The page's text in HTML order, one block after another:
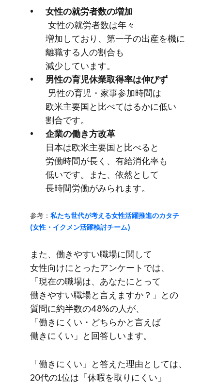
女性の​就労者数の​増加
​ 女性の​就労者数は​年々​
増加しており、​第一子の​出産を​機に​
離職する​人の​割合も​
減少しています。
男性の​育児休業取得率は​伸びず
​ 男性の​育児・家事参加時間は​
欧米主要国と​比べてはるかに​低い​
割合です。
企業の​働き方​改革
日本は​欧米主要国と​比べると​
労働時間が​長く、​有給消化率も​
低いです。​また、​依然と​して​
長時間労働が​みられます。
参考： ​私たち世代が​考える​女性活躍推進の​カタチ​
(女性・イクメン活躍検討チーム)
また、​働きやすい​職場に​関して​
女性向けに​とった​アンケートでは、​
「現在の​職場は、​あなたに​とって​
働きやすい​職場と​言えますか？」との​
質問に​約半数の​48%の​人が、​
「働きにくい・どちらかと​言えば​
働きにくい」と​回答しいます。
「働きにくい」と​答えた​理由と​しては、​
20代の​1位は​「休暇を​取りにくい」​